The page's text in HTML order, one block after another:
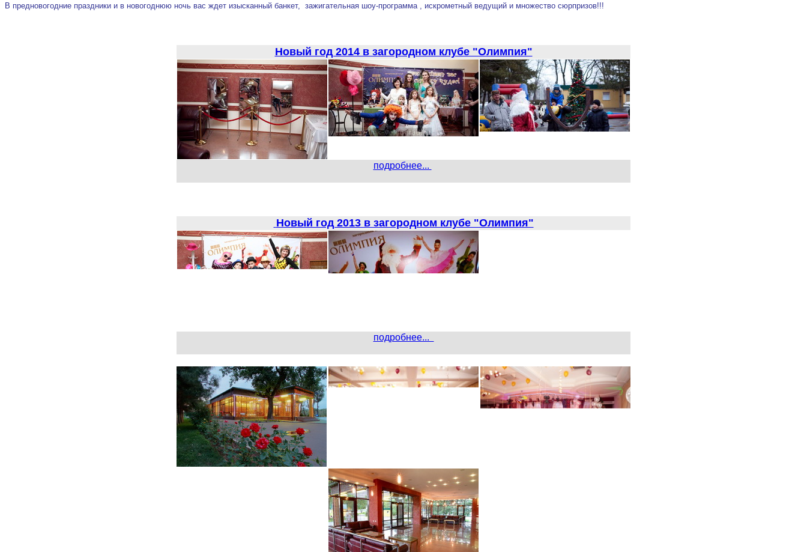
В предновогодние праздники и в новогоднюю ночь вас ждет изысканный банкет, зажигательная шоу-программа , искрометный ведущий и множество сюрпризов!!!
Новый год 2014 в загородном клубе "Олимпия"
подробнее...
Новый год 2013 в загородном клубе "Олимпия"
подробнее...